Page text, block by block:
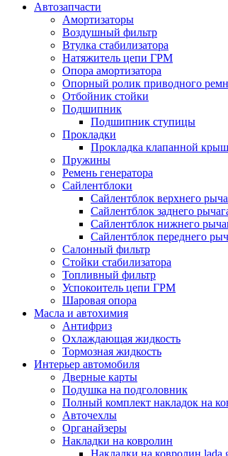
Автозапчасти
Амортизаторы
Воздушный фильтр
Втулка стабилизатора
Натяжитель цепи ГРМ
Опора амортизатора
Опорный ролик приводного
Отбойник стойки
Подшипник
Подшипник ступицы
Прокладки
Прокладка клапанной
Пружины
Ремень генератора
Сайлентблоки
Сайлентблок верхнего
Сайлентблок заднего
Сайлентблок нижнего
Сайлентблок переднего
Салонный фильтр
Стойки стабилизатора
Топливный фильтр
Успокоитель цепи ГРМ
Шаровая опора
Масла и автохимия
Антифриз
Охлаждающая жидкость
Тормозная жидкость
Интерьер автомобиля
Дверные карты
Подушка на подголовник
Полный комплект накладок на
Авточехлы
Органайзеры
Накладки на ковролин
Накладки на ковролин lada